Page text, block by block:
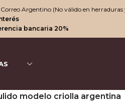
Argentino (No válido en herraduras
bancaria 20%
modelo criolla argentina